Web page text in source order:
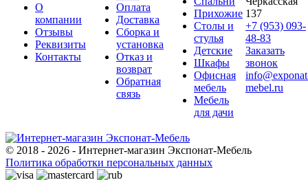
О
компании
Отзывы
Реквизиты
Контакты
Оплата
Доставка
Сборка и
установка
Отказ и
возврат
Обратная
связь
Прихожие
Столы и
стулья
Детские
Шкафы
Офисная
мебель
Мебель
для дачи
137
+7 (953) 093-
48-83
Заказать
звонок
mebel.ru
© 2018 - 2026 - Интернет-магазин Экспонат-Мебель
Политика обработки персональных данных